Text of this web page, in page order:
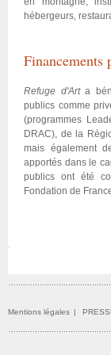
hébergeurs,
Financements
Refuge d'Arta
publics comme
(programmes
DRAC), de la
mais également
apportés dans le
publics ont été
Fondation de
Mentions légales |